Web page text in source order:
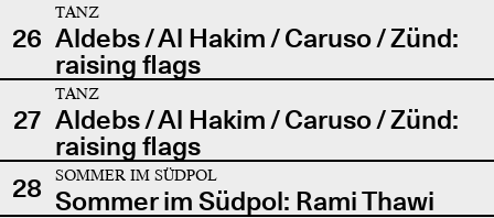
26
TANZ
Aldebs / Al Hakim / Caruso / Zünd:
raising flags
27
TANZ
Aldebs / Al Hakim / Caruso / Zünd:
raising flags
28
SOMMER IM SÜDPOL
Sommer im Südpol: Rami Thawi